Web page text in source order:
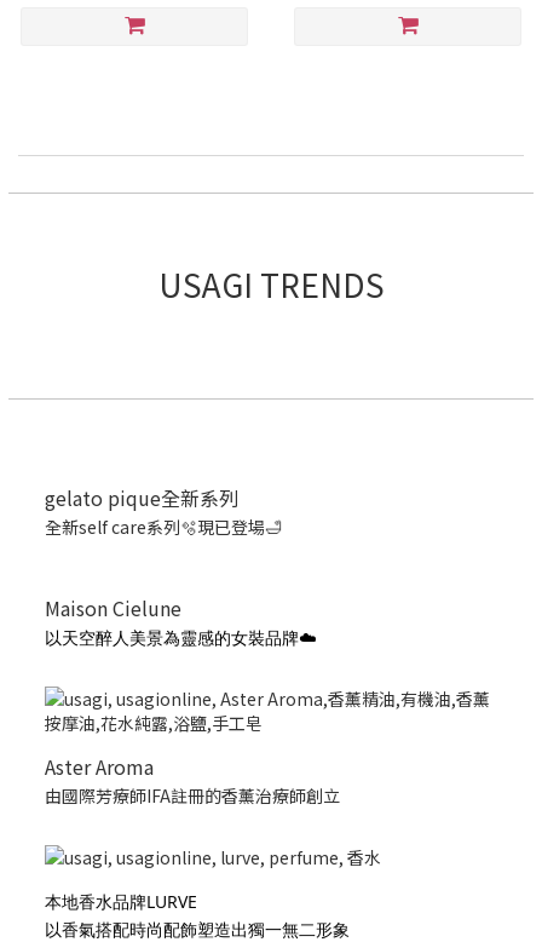
USAGI TRENDS
gelato pique全新系列
全新self care系列🫧現已登場🛁
Maison Cielune
以天空醉人美景為靈感的女裝品牌☁️
Aster Aroma
由國際芳療師IFA註冊的香薰治療師創立
本地香水品牌LURVE
以香氣搭配時尚配飾塑造出獨一無二形象